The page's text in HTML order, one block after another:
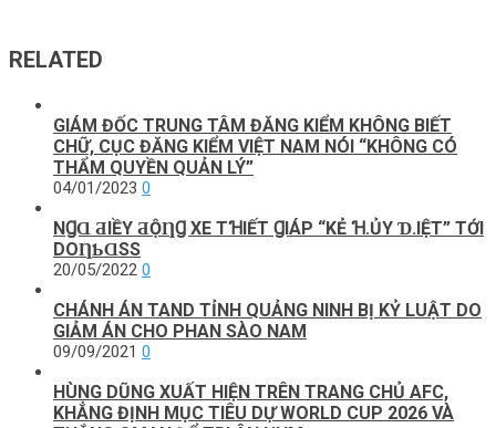
RELATED
GIÁM ĐỐC TRUNG TÂM ĐĂNG KIỂM KHÔNG BIẾT
CHỮ, CỤC ĐĂNG KIỂM VIỆT NAM NÓI “KHÔNG CÓ
THẨM QUYỀN QUẢN LÝ”
04/01/2023 0
NꞬⱭ ƋΙỀΥ ƋỘȠꞬ XE ТꞪΙẾТ ꞬΙÁΡ “KẺ Ɦ.ỦY Ɗ.ΙỆТ” ТỚΙ
DOȠƄⱭSS
20/05/2022 0
CHÁNH ÁN TAND TỈNH QUẢNG NINH BỊ KỶ LUẬT DO
GIẢM ÁN CHO PHAN SÀO NAM
09/09/2021 0
HÙNG DŨNG XUẤT HIỆN TRÊN TRANG CHỦ AFC,
KHẲNG ĐỊNH MỤC TIÊU DỰ WORLD CUP 2026 VÀ